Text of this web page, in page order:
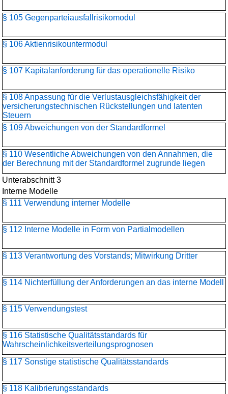
§ 105 Gegenparteiausfallrisikomodul
§ 106 Aktienrisikountermodul
§ 107 Kapitalanforderung für das operationelle Risiko
§ 108 Anpassung für die Verlustausgleichsfähigkeit der
versicherungstechnischen Rückstellungen und latenten
Steuern
§ 109 Abweichungen von der Standardformel
§ 110 Wesentliche Abweichungen von den Annahmen, die
der Berechnung mit der Standardformel zugrunde liegen
Unterabschnitt 3
Interne Modelle
§ 111 Verwendung interner Modelle
§ 112 Interne Modelle in Form von Partialmodellen
§ 113 Verantwortung des Vorstands; Mitwirkung Dritter
§ 114 Nichterfüllung der Anforderungen an das interne Modell
§ 115 Verwendungstest
§ 116 Statistische Qualitätsstandards für
Wahrscheinlichkeitsverteilungs­prognosen
§ 117 Sonstige statistische Qualitätsstandards
§ 118 Kalibrierungsstandards